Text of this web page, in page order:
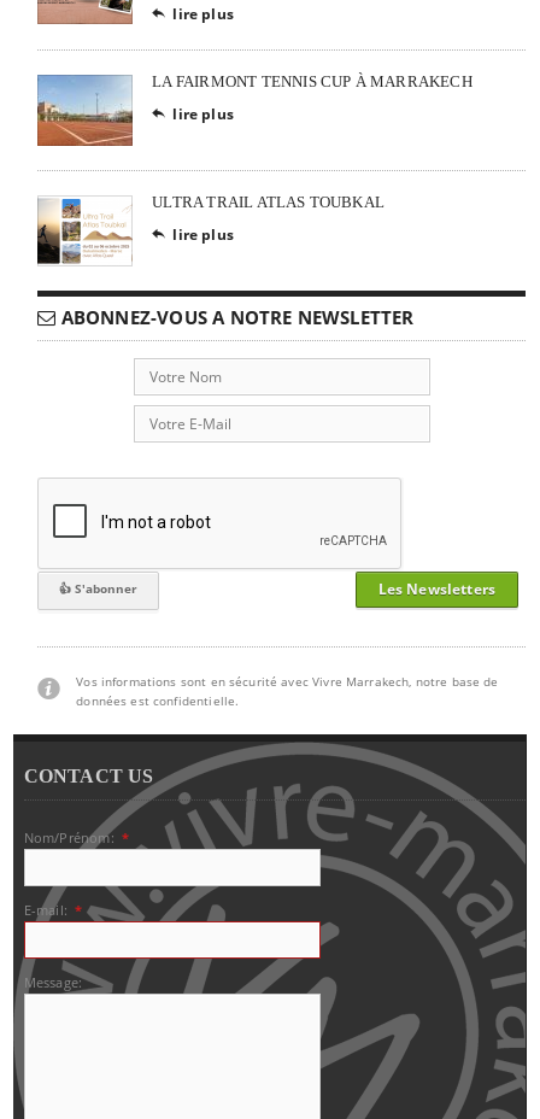
 lire plus
LA FAIRMONT TENNIS CUP À MARRAKECH
 lire plus
ULTRA TRAIL ATLAS TOUBKAL
 lire plus
ABONNEZ-VOUS A NOTRE NEWSLETTER
Les Newsletters
Vos informations sont en sécurité avec Vivre Marrakech, notre base de
données est confidentielle.
CONTACT US
Nom/Prénom: *
E-mail: *
Message: